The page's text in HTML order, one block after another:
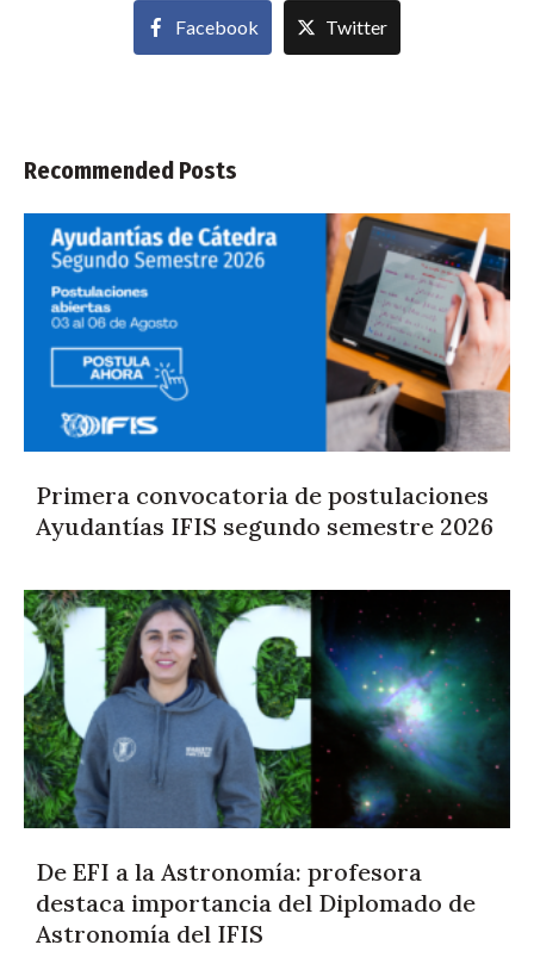
Facebook Twitter
Recommended Posts
Primera convocatoria de postulaciones
Ayudantías IFIS segundo semestre 2026
De EFI a la Astronomía: profesora
destaca importancia del Diplomado de
Astronomía del IFIS